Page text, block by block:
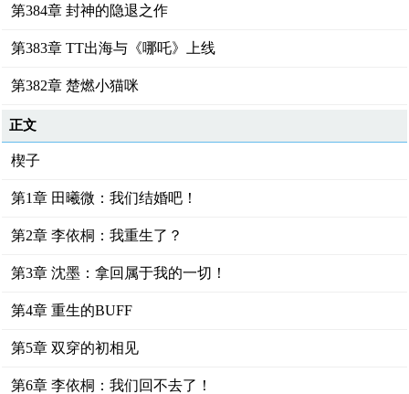
第384章 封神的隐退之作
第383章 TT出海与《哪吒》上线
第382章 楚燃小猫咪
正文
楔子
第1章 田曦微：我们结婚吧！
第2章 李依桐：我重生了？
第3章 沈墨：拿回属于我的一切！
第4章 重生的BUFF
第5章 双穿的初相见
第6章 李依桐：我们回不去了！